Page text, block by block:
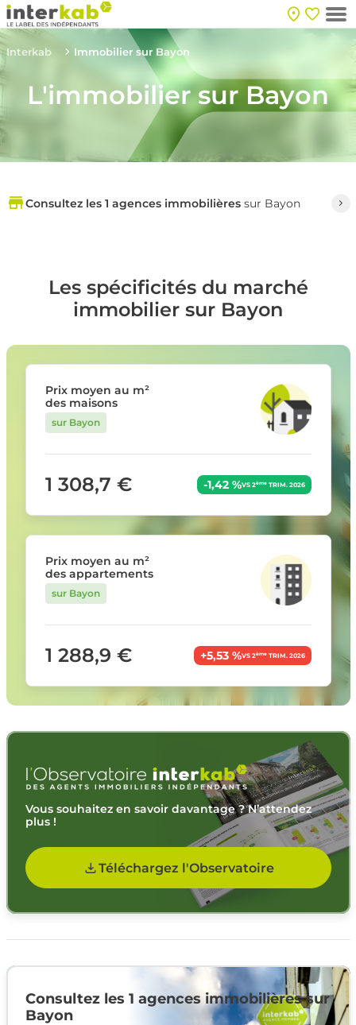
Interkab Immobilier sur Bayon
L'immobilier sur Bayon
Consultez les 1 agences immobilièressur Bayon
Les spécificités du marché
immobilier sur Bayon
Prix moyen au m²
des maisons
sur Bayon
1 308,7 € -1,42 %VS 2èmeTRIM. 2026
Prix moyen au m²
des appartements
sur Bayon
1 288,9 € +5,53 %VS 2èmeTRIM. 2026
Vous souhaitez en savoir davantage ? N’attendez
plus !
Téléchargez l'Observatoire
Consultez les 1 agences immobilières sur
Bayon